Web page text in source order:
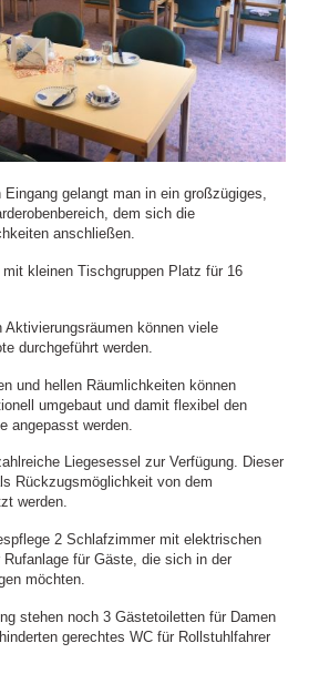
Eingang gelangt man in ein großzügiges,
dem sich die
anschließen.
kleinen Tischgruppen Platz für 16
Aktivierungsräumen können viele
durchgeführt werden.
und hellen Räumlichkeiten können
umgebaut und damit flexibel den
angepasst werden.
Liegesessel zur Verfügung. Dieser
Rückzugsmöglichkeit von dem
werden.
2 Schlafzimmer mit elektrischen
Rufanlage für Gäste, die sich in der
möchten.
stehen noch 3 Gästetoiletten für Damen
gerechtes WC für Rollstuhlfahrer